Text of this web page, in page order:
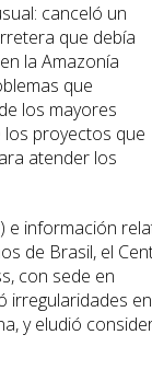
canceló un
que debía
la Amazonía
que
los mayores
proyectos que
atender los
e información
de Brasil, el
con sede en
irregularidades
y eludió